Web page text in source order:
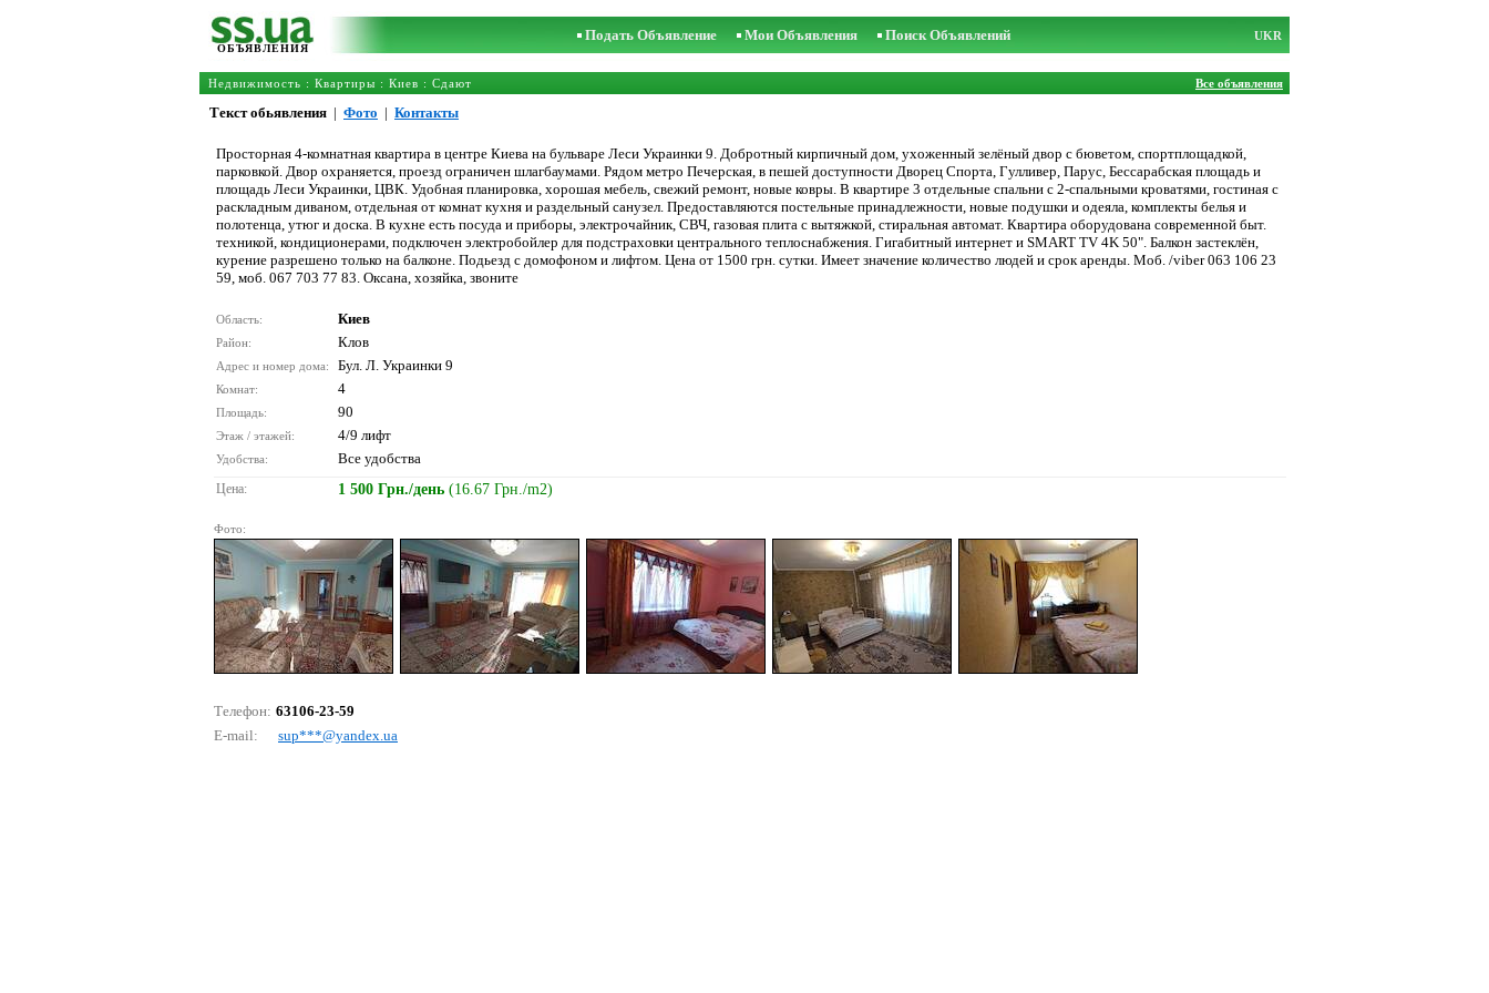
ОБЪЯВЛЕНИЯ
Подать Объявление Мои Объявления Поиск Объявлений UKR
Недвижимость : Квартиры : Киев : Сдают Все объявления
Текст обьявления | Фото | Контакты
Просторная 4-комнатная квартира в центре Киева на бульваре Леси Украинки 9. Добротный кирпичный дом, ухоженный зелёный двор с бюветом, спортплощадкой,
парковкой. Двор охраняется, проезд ограничен шлагбаумами. Рядом метро Печерская, в пешей доступности Дворец Спорта, Гулливер, Парус, Бессарабская площадь и
площадь Леси Украинки, ЦВК. Удобная планировка, хорошая мебель, свежий ремонт, новые ковры. В квартире 3 отдельные спальни с 2-спальными кроватями, гостиная с
раскладным диваном, отдельная от комнат кухня и раздельный санузел. Предоставляются постельные принадлежности, новые подушки и одеяла, комплекты белья и
полотенца, утюг и доска. В кухне есть посуда и приборы, электрочайник, СВЧ, газовая плита с вытяжкой, стиральная автомат. Квартира оборудована современной быт.
техникой, кондиционерами, подключен электробойлер для подстраховки центрального теплоснабжения. Гигабитный интернет и SMART TV 4K 50". Балкон застеклён,
курение разрешено только на балконе. Подьезд с домофоном и лифтом. Цена от 1500 грн. сутки. Имеет значение количество людей и срок аренды. Моб. /viber 063 106 23
59, моб. 067 703 77 83. Оксана, хозяйка, звоните
Область: Киев
Район: Клов
Адрес и номер дома: Бул. Л. Украинки 9
Комнат: 4
Площадь: 90
Этаж / этажей: 4/9 лифт
Удобства: Все удобства
Цена: 1 500 Грн./день (16.67 Грн./m2)
Фото:
Телефон: 63106-23-59
E-mail:
suр***@yаndех.uа